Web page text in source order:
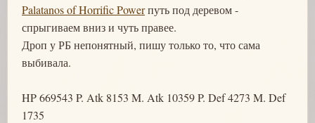
Palatanos of Horrific Powerпуть под деревом -
спрыгиваем вниз и чуть правее.
Дроп у РБ непонятный, пишу только то, что сама
выбивала.
HP 669543 P. Atk 8153 M. Atk 10359 P. Def 4273 M. Def
1735